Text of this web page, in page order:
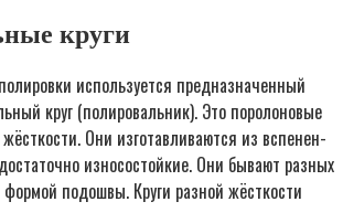
круги
исполь­зу­ет­ся пред­на­зна­чен­ный
круг (поли­ро­валь­ник). Это поро­ло­но­вые
Они изго­тав­ли­ва­ют­ся из вспе­нен­
изно­со­стой­кие. Они быва­ют раз­ных
подош­вы. Кру­ги раз­ной жёст­ко­сти